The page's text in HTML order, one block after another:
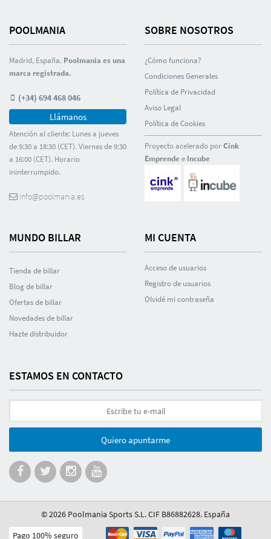
POOLMANIA
Madrid, España. Poolmania es una
marca registrada.
(+34) 694 468 046
Llámanos
Atención al cliente: Lunes a jueves
de 9:30 a 18:30 (CET). Viernes de 9:30
a 16:00 (CET). Horario
ininterrumpido.
info@poolmania.es
SOBRE NOSOTROS
¿Cómo funciona?
Condiciones Generales
Polí­tica de Privacidad
Aviso Legal
Polí­tica de Cookies
Proyecto acelerado porCink
Emprendee Incube
MUNDO BILLAR
Tienda de billar
Blog de billar
Ofertas de billar
Novedades de billar
Hazte distribuidor
MI CUENTA
Acceso de usuarios
Registro de usuarios
Olvidé mi contraseña
ESTAMOS EN CONTACTO
Quiero apuntarme
© 2026 Poolmania Sports S.L. CIF B86882628. España
Pago 100% seguro